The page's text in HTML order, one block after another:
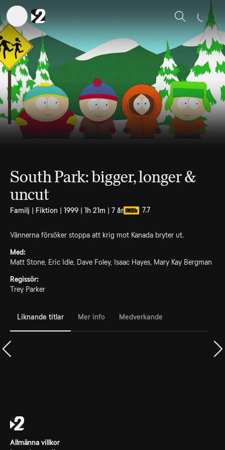
Sök
South Park: bigger, longer &
uncut
Familj | Fiktion | 1999 | 1h 21m | 7 år 7.7
Vännerna försöker stoppa att krig mot Kanada bryter ut.
Med:
Matt Stone, Eric Idle, Dave Foley, Isaac Hayes, Mary Kay Bergman
Regissör:
Trey Parker
Liknande titlar Mer info Medverkande
Allmänna villkor